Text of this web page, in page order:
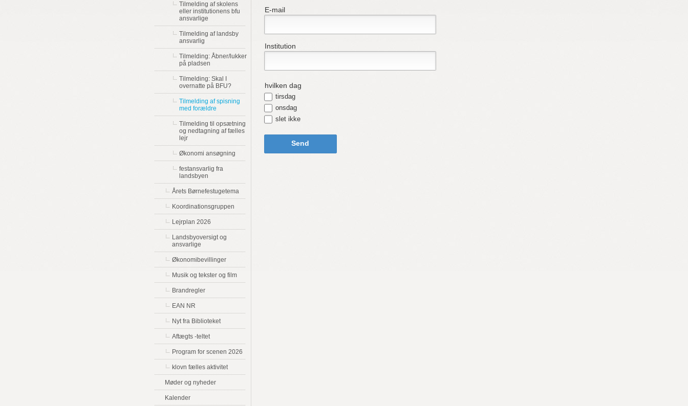
Tilmelding af skolens
eller institutionens bfu
ansvarlige
Tilmelding af landsby
ansvarlig
Tilmelding: Åbner/lukker
på pladsen
Tilmelding: Skal I
overnatte på BFU?
Tilmelding af spisning
med forældre
Tilmelding til opsætning
og nedtagning af fælles
lejr
Økonomi ansøgning
festansvarlig fra
landsbyen
Årets Børnefestugetema
Koordinationsgruppen
Lejrplan 2026
Landsbyoversigt og
ansvarlige
Økonomibevillinger
Musik og tekster og film
Brandregler
EAN NR
Nyt fra Biblioteket
Aftægts -teltet
Program for scenen 2026
klovn fælles aktivitet
Møder og nyheder
Kalender
E-mail
Institution
hvilken dag
tirsdag
onsdag
slet ikke
Send